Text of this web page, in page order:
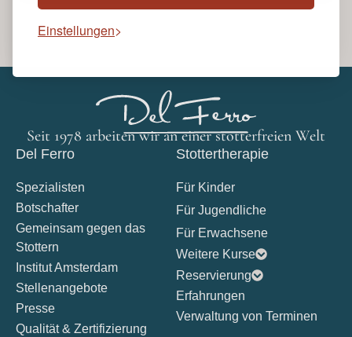
Einstellungen
Seit 1978 arbeiten wir an einer stotterfreien Welt
Del Ferro
Spezialisten
Botschafter
Gemeinsam gegen das
Stottern
Institut Amsterdam
Stellenangebote
Presse
Qualität & Zertifizierung
Stottertherapie
Für Kinder
Für Jugendliche
Für Erwachsene
Weitere Kurse
Reservierung
Erfahrungen
Verwaltung von Terminen